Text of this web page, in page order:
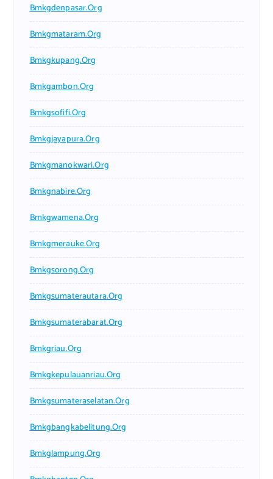
Bmkgdenpasar.org
Bmkgmataram.org
Bmkgkupang.org
Bmkgambon.org
Bmkgsofifi.org
Bmkgjayapura.org
Bmkgmanokwari.org
Bmkgnabire.org
Bmkgwamena.org
Bmkgmerauke.org
Bmkgsorong.org
Bmkgsumaterautara.org
Bmkgsumaterabarat.org
Bmkgriau.org
Bmkgkepulauanriau.org
Bmkgsumateraselatan.org
Bmkgbangkabelitung.org
Bmkglampung.org